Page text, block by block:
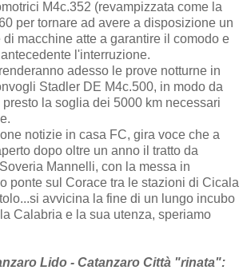
M4c.352 (revampizzata come la
per tornare ad avere a disposizione un
di macchine atte a garantire il comodo e
l'interruzione.
adesso le prove notturne in
Stadler DE M4c.500, in modo da
la soglia dei 5000 km necessari
notizie in casa FC, gira voce che a
dopo oltre un anno il tratto da
Mannelli, con la messa in
ponte sul Corace tra le stazioni di Cicala
avvicina la fine di un lungo incubo
Calabria e la sua utenza, speriamo
Lido - Catanzaro Città "rinata":